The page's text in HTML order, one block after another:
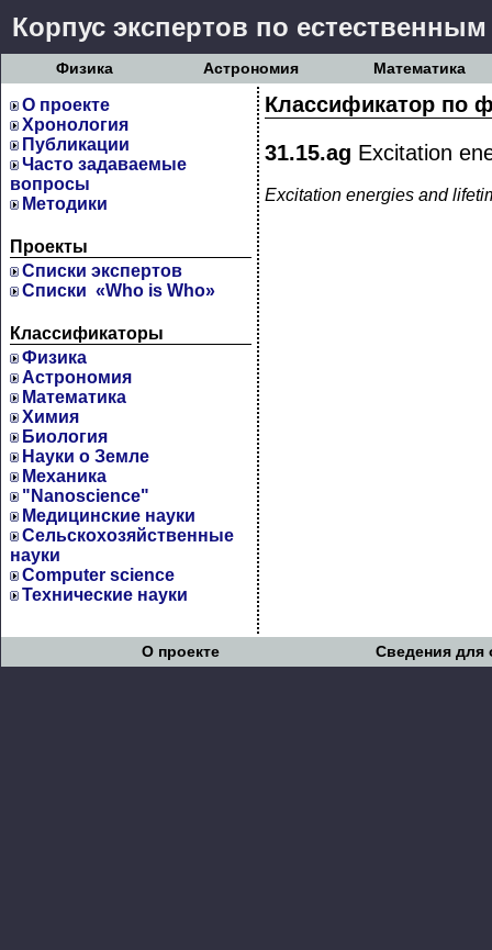
Корпус экспертов по
Физика Астрономия Математика
О проекте
Хронология
Публикации
Часто задаваемые
вопросы
Методики
Проекты
Cписки экспертов
Списки «Who is Who»
Классификаторы
Физика
Астрономия
Математика
Химия
Биология
Науки о Земле
Механика
"Nanoscience"
Медицинские науки
Сельскохозяйственные
науки
Computer science
Технические науки
Классификатор по
31.15.ag Excitation
Excitation energies and
О проекте Сведения для